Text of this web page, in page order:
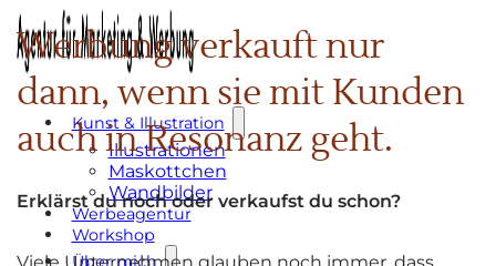
Kunst & Illustration
Illustrationen
Maskottchen
Wandbilder
Werbeagentur
Workshop
Über mich
Werbung verkauft nur
dann, wenn sie mit Kunden
auch in Resonanz geht.
Erklärst du noch oder verkaufst du schon?